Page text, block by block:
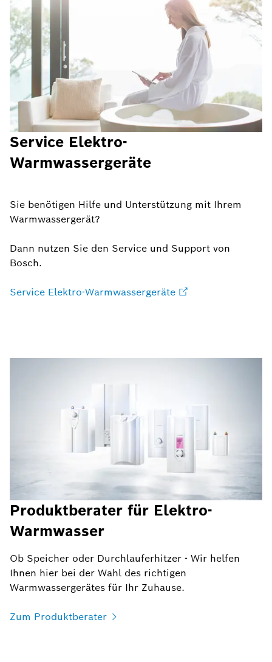
Service Elektro-
Warmwassergeräte
Sie benötigen Hilfe und Unterstützung mit Ihrem
Warmwassergerät?
Dann nutzen Sie den Service und Support von
Bosch.
Service Elektro-Warmwassergeräte
Produktberater für Elektro-
Warmwasser
Ob Speicher oder Durchlauferhitzer - Wir helfen
Ihnen hier bei der Wahl des richtigen
Warmwassergerätes für Ihr Zuhause.
Zum Produktberater